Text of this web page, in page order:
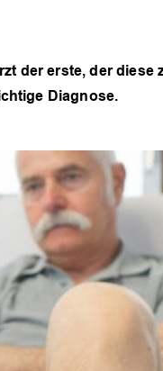
der erste, der diese
Diagnose.